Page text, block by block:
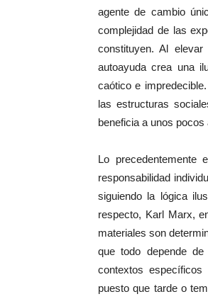
agente de cambio
complejidad de las
constituyen. Al
autoayuda crea una
caótico e
las estructuras
beneficia a unos
Lo
responsabilidad
siguiendo la lógica
respecto, Karl Marx,
materiales son
que todo depende
contextos específicos
puesto que tarde o